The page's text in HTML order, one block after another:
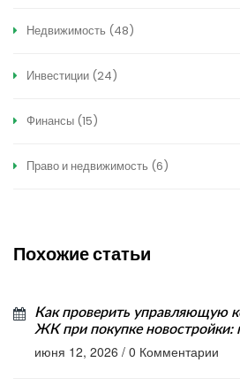
Недвижимость (48)
Инвестиции (24)
Финансы (15)
Право и недвижимость (6)
Похожие статьи
Как проверить управляющую
ЖК при покупке новостройки:
июня 12, 2026 / 0 Комментарии